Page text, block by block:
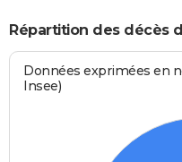
Répartition des décès
Données exprimées en
Insee)